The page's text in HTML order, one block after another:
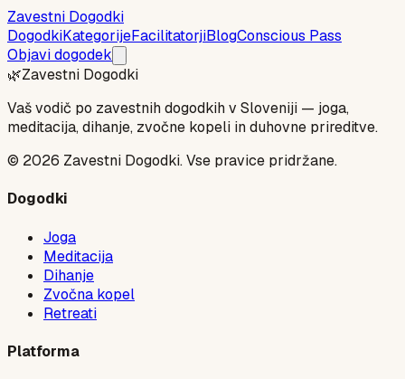
Zavestni Dogodki
DogodkiKategorijeFacilitatorjiBlogConscious Pass
Objavi dogodek
🌿Zavestni Dogodki
Vaš vodič po zavestnih dogodkih v Sloveniji — joga,
meditacija, dihanje, zvočne kopeli in duhovne prireditve.
© 2026 Zavestni Dogodki. Vse pravice pridržane.
Dogodki
Joga
Meditacija
Dihanje
Zvočna kopel
Retreati
Platforma